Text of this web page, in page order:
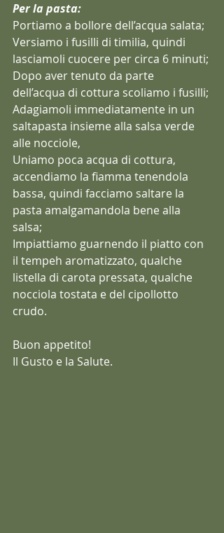
Per la pasta:
Portiamo a bollore dell’acqua salata;
Versiamo i fusilli di timilia, quindi
lasciamoli cuocere per circa 6 minuti;
Dopo aver tenuto da parte
dell’acqua di cottura scoliamo i fusilli;
Adagiamoli immediatamente in un
saltapasta insieme alla salsa verde
alle nocciole,
Uniamo poca acqua di cottura,
accendiamo la fiamma tenendola
bassa, quindi facciamo saltare la
pasta amalgamandola bene alla
salsa;
Impiattiamo guarnendo il piatto con
il tempeh aromatizzato, qualche
listella di carota pressata, qualche
nocciola tostata e del cipollotto
crudo.
Buon appetito!
Il Gusto e la Salute.